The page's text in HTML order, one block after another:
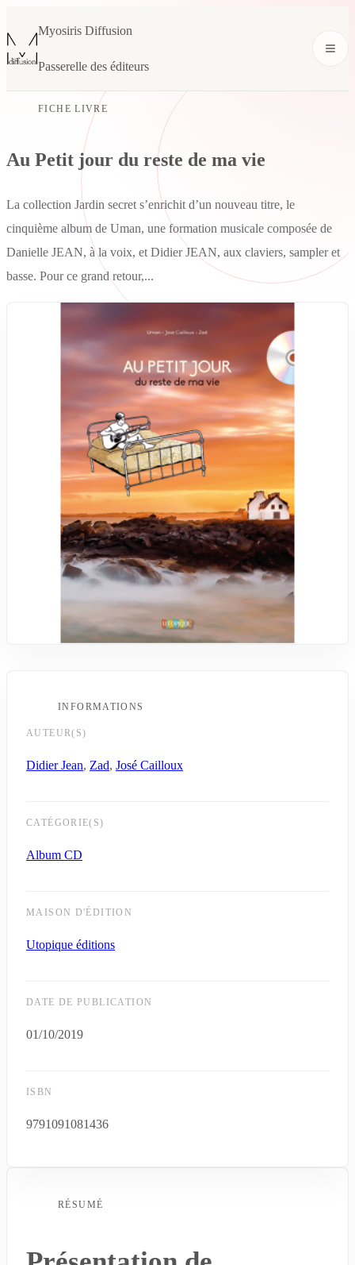
Myosiris Diffusion
Passerelle des éditeurs
FICHE LIVRE
Au Petit jour du reste de ma vie
La collection Jardin secret s’enrichit d’un nouveau titre, le
cinquième album de Uman, une formation musicale composée de
Danielle JEAN, à la voix, et Didier JEAN, aux claviers, sampler et
basse. Pour ce grand retour,...
INFORMATIONS
AUTEUR(S)
Didier Jean, Zad, José Cailloux
CATÉGORIE(S)
Album CD
MAISON D'ÉDITION
Utopique éditions
DATE DE PUBLICATION
01/10/2019
ISBN
9791091081436
RÉSUMÉ